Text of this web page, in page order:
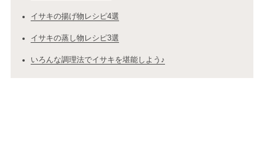
イサキの揚げ物レシピ4選
イサキの蒸し物レシピ3選
いろんな調理法でイサキを堪能しよう♪